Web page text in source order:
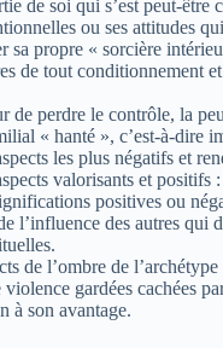
de soi qui s’est peut-
ou ses attitudes
sa propre « sorcière
de tout conditionnement
de perdre le contrôle, la
« hanté », c’est-à-dire
les plus négatifs et
valorisants et
positives ou
l’influence des autres qui
de l’ombre de
gardées cachées
à son avantage.